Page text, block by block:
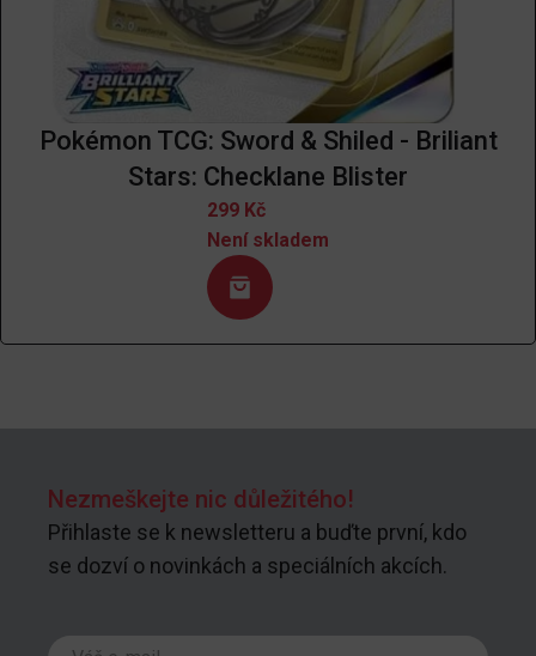
Pokémon TCG: Sword & Shiled - Briliant
Stars: Checklane Blister
299 Kč
Není skladem
Nezmeškejte nic důležitého!
Přihlaste se k newsletteru a buďte první, kdo
se dozví o novinkách a speciálních akcích.